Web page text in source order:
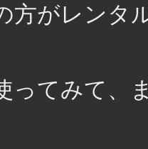
方がレンタ
ってみて、